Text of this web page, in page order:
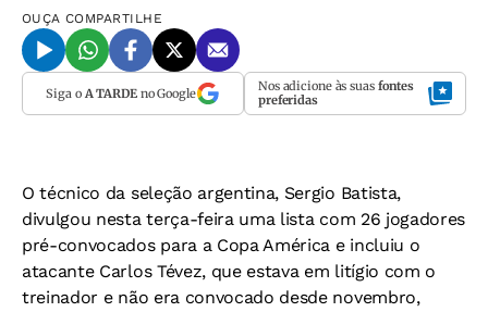
OUÇA COMPARTILHE
Siga o A TARDEno Google Nos adicione às suas fontes
preferidas
O técnico da seleção argentina, Sergio Batista,
divulgou nesta terça-feira uma lista com 26 jogadores
pré-convocados para a Copa América e incluiu o
atacante Carlos Tévez, que estava em litígio com o
treinador e não era convocado desde novembro,